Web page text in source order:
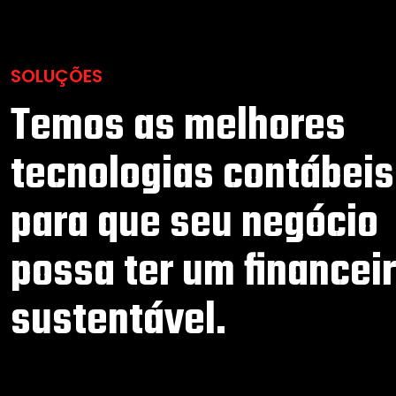
SOLUÇÕES
Temos as melhores
tecnologias contábeis
para que seu negócio
possa ter um
sustentável.